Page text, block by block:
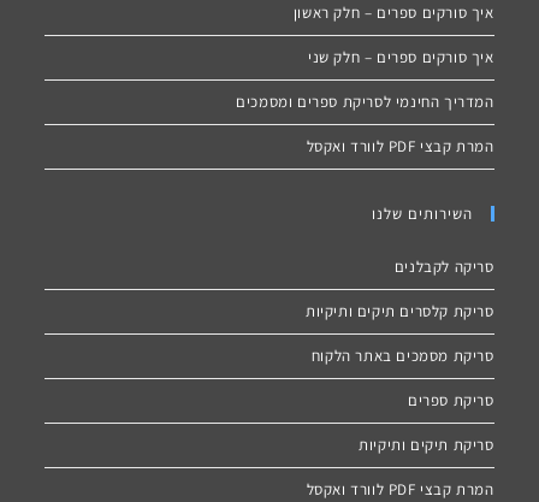
איך סורקים ספרים – חלק ראשון
איך סורקים ספרים – חלק שני
המדריך החינמי לסריקת ספרים ומסמכים
המרת קבצי PDF לוורד ואקסל
השירותים שלנו
סריקה לקבלנים
סריקת קלסרים תיקים ותיקיות
סריקת מסמכים באתר הלקוח
סריקת ספרים
סריקת תיקים ותיקיות
המרת קבצי PDF לוורד ואקסל